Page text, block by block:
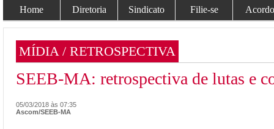
Home Diretoria Sindicato Filie-se
MÍDIA / RETROSPECTIVA
SEEB-MA: retrospectiva de lutas e
05/03/2018 às 07:35
Ascom/SEEB-MA